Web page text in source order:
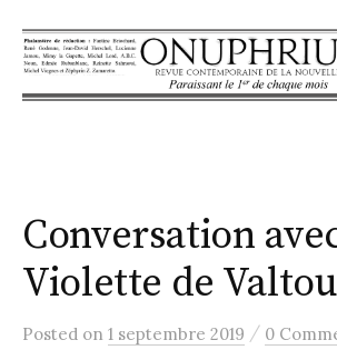
k
i
p
o
n
t
n
Conversation
Violette de
Posted on 1 septembre 2019 / 0